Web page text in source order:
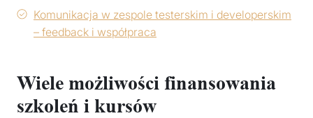
Komunikacja w zespole testerskim i developerskim
– feedback i współpraca
Wiele możliwości finansowania
szkoleń i kursów